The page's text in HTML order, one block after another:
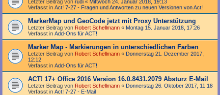
Letzter Beitrag von rudi « Mittwoch 24. Januar 2018, 19:13
Verfasst in Act! 7-27 - Fragen und Antworten zu neuen Versionen von Act!
MarkerMap und GeoCode jetzt mit Proxy Unterstützung
Letzter Beitrag von Robert Schellmann « Montag 15. Januar 2018, 17:26
Verfasst in Add-Ons für ACT!
Marker Map - Markierungen in unterschiedlichen Farben
Letzter Beitrag von Robert Schellmann « Donnerstag 21. Dezember 2017,
12:12
Verfasst in Add-Ons für ACT!
ACT! 17+ Office 2016 Version 16.0.8431.2079 Absturz E-Mail
Letzter Beitrag von Robert Schellmann « Donnerstag 26. Oktober 2017, 11:18
Verfasst in Act! 7-27 - E-Mail